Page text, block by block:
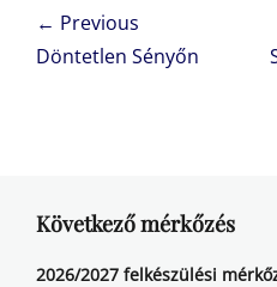
Bejegyzés
navigáció
← Previous
Previous
Döntetlen Sényőn
Következő mérkőzés
2026/2027 felkészülési